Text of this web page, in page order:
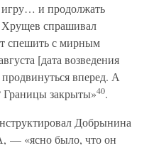
и продолжать
Хрущев спрашивал
спешить с мирным
[дата возведения
вперед. А
Границы закрыты»40.
Добрынина
«ясно было, что он